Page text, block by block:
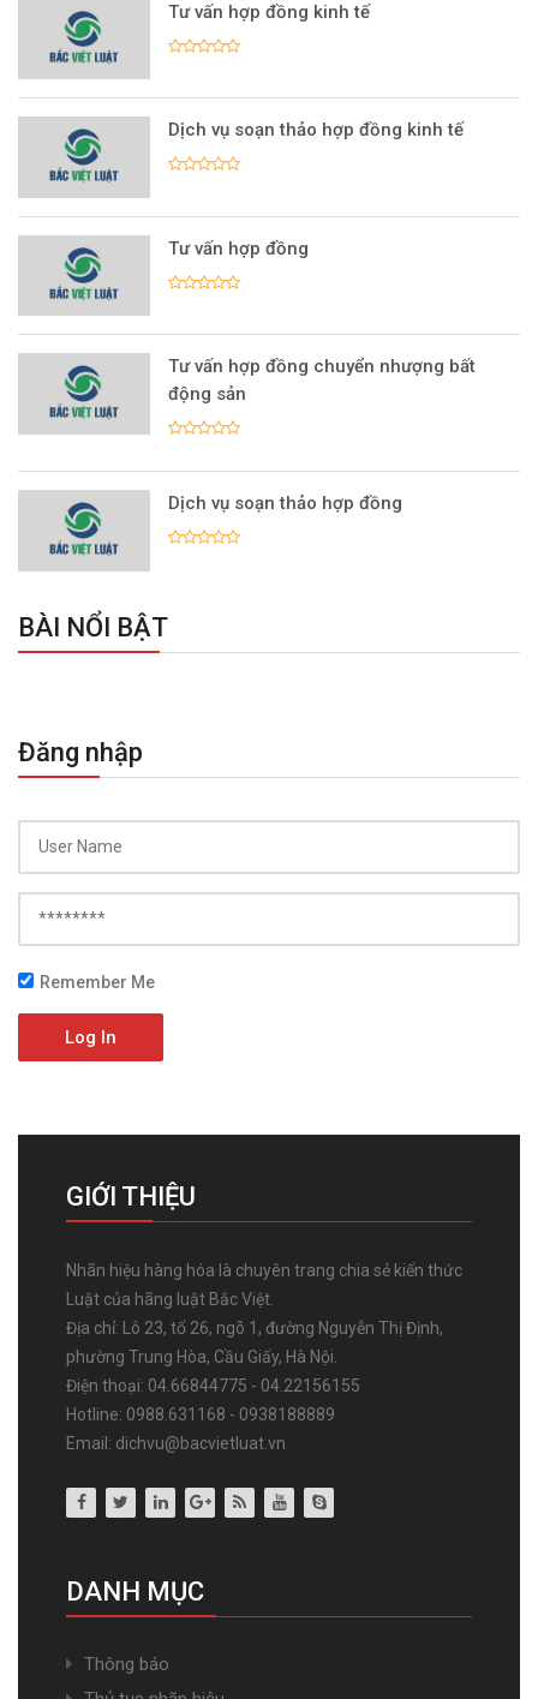
Tư vấn hợp đồng kinh tế
Dịch vụ soạn thảo hợp đồng kinh tế
Tư vấn hợp đồng
Tư vấn hợp đồng chuyển nhượng bất
động sản
Dịch vụ soạn thảo hợp đồng
BÀI NỔI BẬT
Đăng nhập
Remember Me
Log In
GIỚI THIỆU
Nhãn hiệu hàng hóa là chuyên trang chia sẻ kiến thức
Luật của hãng luật Bắc Việt.
Địa chỉ: Lô 23, tổ 26, ngõ 1, đường Nguyễn Thị Định,
phường Trung Hòa, Cầu Giấy, Hà Nội.
Điện thoại: 04.66844775 - 04.22156155
Hotline: 0988.631168 - 0938188889
Email: dichvu@bacvietluat.vn
DANH MỤC
Thông báo